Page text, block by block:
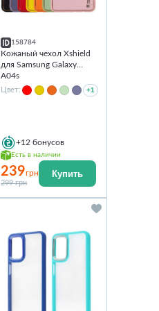
158784
Кожаный чехол Xshield
для Samsung Galaxy
A04s
Цвет: +1
+12 бонусов
Есть в наличии
239грн
299 грн
Купить